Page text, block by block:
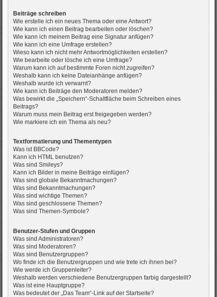
Beiträge schreiben
Wie erstelle ich ein neues Thema oder eine Antwort?
Wie kann ich einen Beitrag bearbeiten oder löschen?
Wie kann ich meinem Beitrag eine Signatur anfügen?
Wie kann ich eine Umfrage erstellen?
Wieso kann ich nicht mehr Antwortmöglichkeiten erstellen?
Wie bearbeite oder lösche ich eine Umfrage?
Warum kann ich auf bestimmte Foren nicht zugreifen?
Weshalb kann ich keine Dateianhänge anfügen?
Weshalb wurde ich verwarnt?
Wie kann ich Beiträge den Moderatoren melden?
Was bewirkt die „Speichern“-Schaltfläche beim Schreiben eines
Beitrags?
Warum muss mein Beitrag erst freigegeben werden?
Wie markiere ich ein Thema als neu?
Textformatierung und Thementypen
Was ist BBCode?
Kann ich HTML benutzen?
Was sind Smileys?
Kann ich Bilder in meine Beiträge einfügen?
Was sind globale Bekanntmachungen?
Was sind Bekanntmachungen?
Was sind wichtige Themen?
Was sind geschlossene Themen?
Was sind Themen-Symbole?
Benutzer-Stufen und Gruppen
Was sind Administratoren?
Was sind Moderatoren?
Was sind Benutzergruppen?
Wo finde ich die Benutzergruppen und wie trete ich ihnen bei?
Wie werde ich Gruppenleiter?
Weshalb werden verschiedene Benutzergruppen farbig dargestellt?
Was ist eine Hauptgruppe?
Was bedeutet der „Das Team“-Link auf der Startseite?